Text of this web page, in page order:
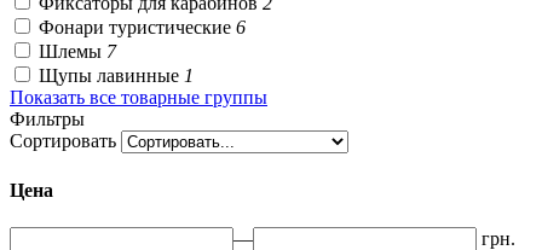
Фонари туристические 6
Шлемы 7
Щупы лавинные 1
Показать все товарные группы
Фильтры
Сортировать
Цена
—
грн.